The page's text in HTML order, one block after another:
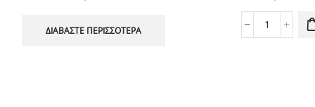
ΔΙΑΒΆΣΤΕ ΠΕΡΙΣΣΌΤΕΡΑ
Cookie